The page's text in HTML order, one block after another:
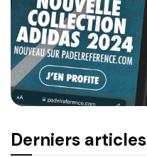
Derniers articles